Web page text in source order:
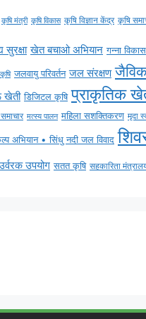
कृषि मंत्री कृषि विकास कृषि विज्ञान केंद्र कृषि
सुरक्षा खेत बचाओ अभियान गन्ना
जलवायु परिवर्तन जल संरक्षण
खेती डिजिटल कृषि प्राकृतिक
मत्स्य पालन महिला सशक्तिकरण मृदा
अभियान • सिंधु नदी जल विवाद
उपयोग सतत कृषि सहकारिता